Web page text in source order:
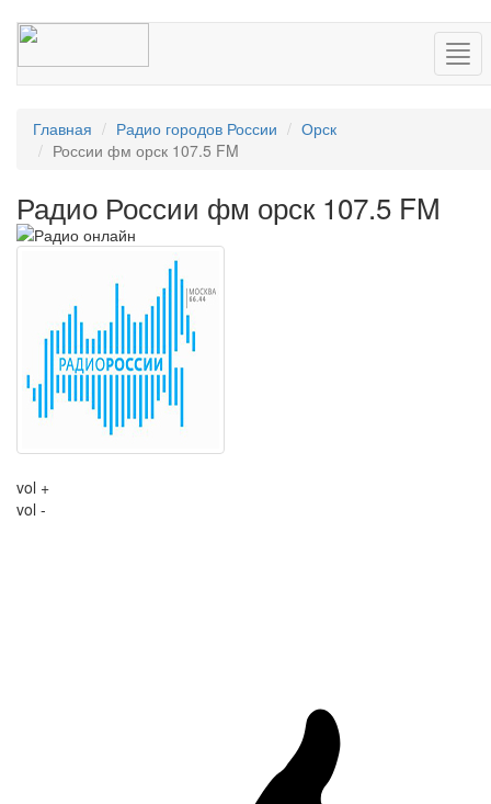
Главная Радио городов России
Орск
России фм орск 107.5 FM
Радио России фм орск 107.5 FM
vol +
vol -